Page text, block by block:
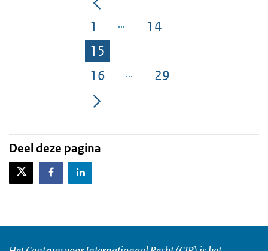
Pagina
1 Pagina
14
Pagina
15
Pagina
16 Pagina
29
Deel deze pagina
X-TwitterFacebookLinkedIn